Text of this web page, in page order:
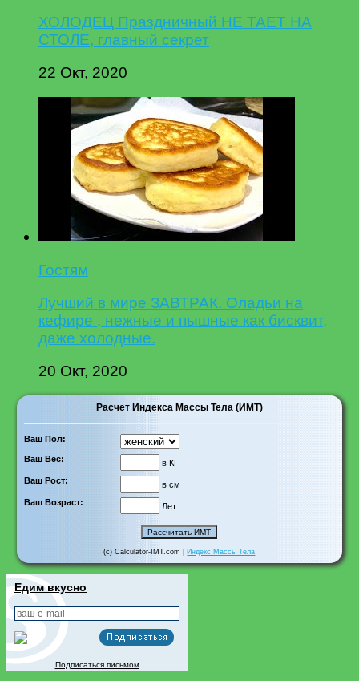
ХОЛОДЕЦ Праздничный НЕ ТАЕТ НА
СТОЛЕ, главный секрет
22 Окт, 2020
Гостям
Лучший в мире ЗАВТРАК. Оладьи на
кефире , нежные и пышные как бисквит,
даже холодные.
20 Окт, 2020
Расчет Индекса Массы Тела (ИМТ)
Ваш Пол:
Ваш Вес:
в КГ
Ваш Рост:
в см
Ваш Возраст:
Лет
(c) Calculator-IMT.com | Индекс Массы Тела
Едим вкусно
Подписаться письмом